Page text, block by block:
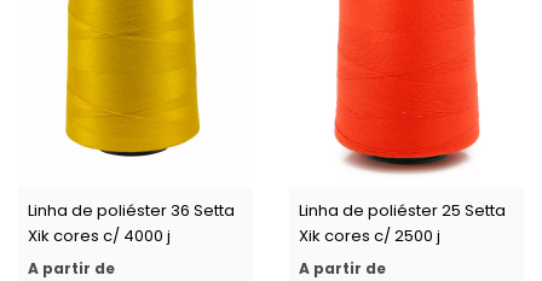
Linha de poliéster 36 Setta
Xik cores c/ 4000 j
A partir de
Linha de poliéster 25 Setta
Xik cores c/ 2500 j
A partir de